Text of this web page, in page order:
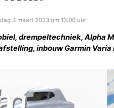
3 maart 2023 om 13:00 uur
drempeltechniek, Alpha
inbouw Garmin